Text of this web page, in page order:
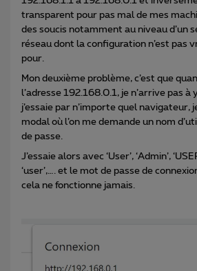
transparent pour pas mal de mes
des soucis notamment au niveau d’un
réseau dont la configuration n’est pas
pour.
Mon deuxième problème, c’est que
l’adresse 192.168.0.1, je n’arrive pas à
j’essaie par n’importe quel navigateur,
modal où l’on me demande un nom
de passe.
J’essaie alors avec ‘User’, ‘Admin’,
‘user’,…. et le mot de passe de
cela ne fonctionne jamais.